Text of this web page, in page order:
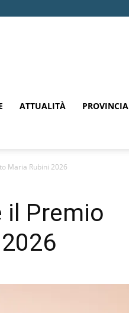
ATTUALITÀ PROVINCIA
Maria Rubini 2026
il Premio